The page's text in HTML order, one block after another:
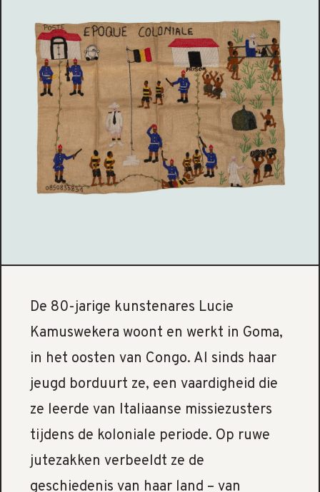
De 80-jarige kunstenares Lucie
Kamuswekera woont en werkt in Goma,
in het oosten van Congo. Al sinds haar
jeugd borduurt ze, een vaardigheid die
ze leerde van Italiaanse missiezusters
tijdens de koloniale periode. Op ruwe
jutezakken verbeeldt ze de
geschiedenis van haar land – van